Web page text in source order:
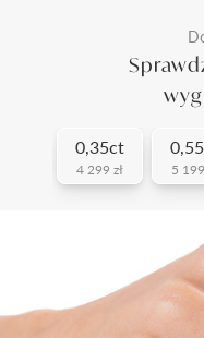
0,35ct
4 299 zł 5